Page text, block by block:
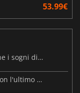
53.99€
Steam Frame: il prezzo trapelato spegne i sogni di un VR economico
Palworld: Sunreach e boss più stabili con l'ultimo update